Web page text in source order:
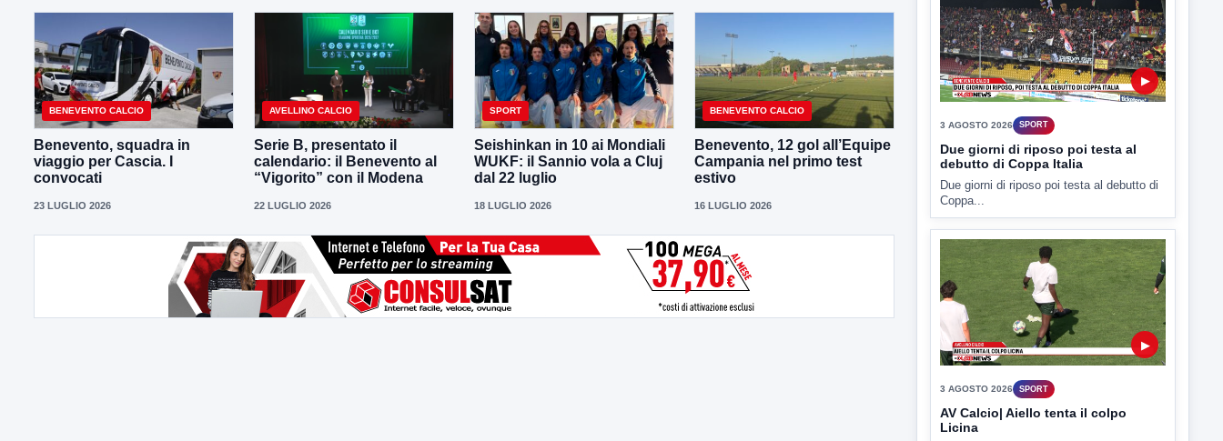
BENEVENTO CALCIO
Benevento, squadra in
viaggio per Cascia. I
convocati
23 LUGLIO 2026
AVELLINO CALCIO
Serie B, presentato il
calendario: il Benevento al
“Vigorito” con il Modena
22 LUGLIO 2026
SPORT
Seishinkan in 10 ai Mondiali
WUKF: il Sannio vola a Cluj
dal 22 luglio
18 LUGLIO 2026
BENEVENTO CALCIO
Benevento, 12 gol all’Equipe
Campania nel primo test
estivo
16 LUGLIO 2026
▶
3 AGOSTO 2026 SPORT
Due giorni di riposo poi testa al
debutto di Coppa Italia
Due giorni di riposo poi testa al debutto di
Coppa...
▶
3 AGOSTO 2026 SPORT
AV Calcio| Aiello tenta il colpo
Licina